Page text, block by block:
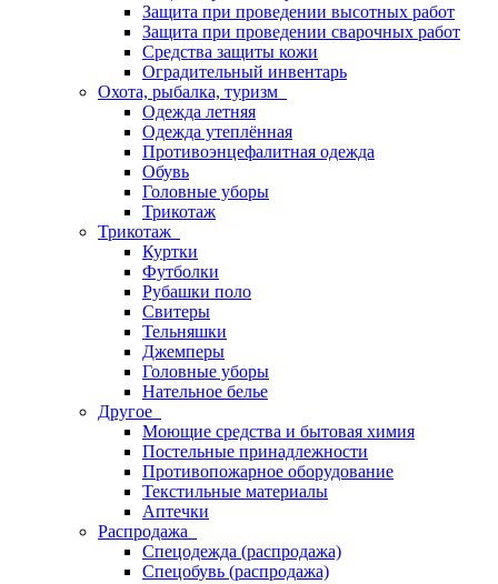
Защита при проведении высотных работ
Защита при проведении сварочных работ
Средства защиты кожи
Оградительный инвентарь
Охота, рыбалка, туризм
Одежда летняя
Одежда утеплённая
Противоэнцефалитная одежда
Обувь
Головные уборы
Трикотаж
Трикотаж
Куртки
Футболки
Рубашки поло
Свитеры
Тельняшки
Джемперы
Головные уборы
Нательное белье
Другое
Моющие средства и бытовая химия
Постельные принадлежности
Противопожарное оборудование
Текстильные материалы
Аптечки
Распродажа
Спецодежда (распродажа)
Спецобувь (распродажа)